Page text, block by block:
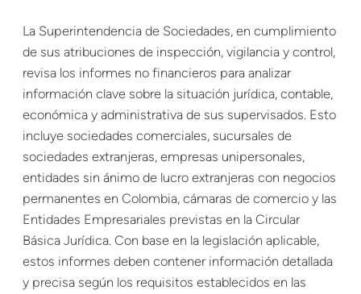
La Superintendencia de Sociedades, en cumplimiento
de sus atribuciones de inspección, vigilancia y control,
revisa los informes no financieros para analizar
información clave sobre la situación jurídica, contable,
económica y administrativa de sus supervisados. Esto
incluye sociedades comerciales, sucursales de
sociedades extranjeras, empresas unipersonales,
entidades sin ánimo de lucro extranjeras con negocios
permanentes en Colombia, cámaras de comercio y las
Entidades Empresariales previstas en la Circular
Básica Jurídica. Con base en la legislación aplicable,
estos informes deben contener información detallada
y precisa según los requisitos establecidos en las